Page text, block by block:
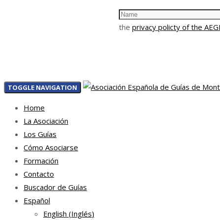
the privacy policty of the
TOGGLE NAVIGATION
Home
La Asociación
Los Guías
Cómo Asociarse
Formación
Contacto
Buscador de Guías
Español
English (Inglés)